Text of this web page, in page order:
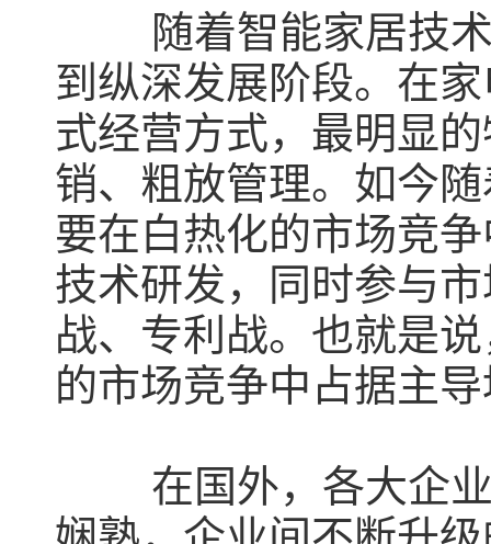
随着智能家居技
到纵深发展阶段。在
式经营方式，最明显
销、粗放管理。如今
要在白热化的市场竞
技术研发，同时参与
战、专利战。也就是
的市场竞争中占据主
在国外，各大企